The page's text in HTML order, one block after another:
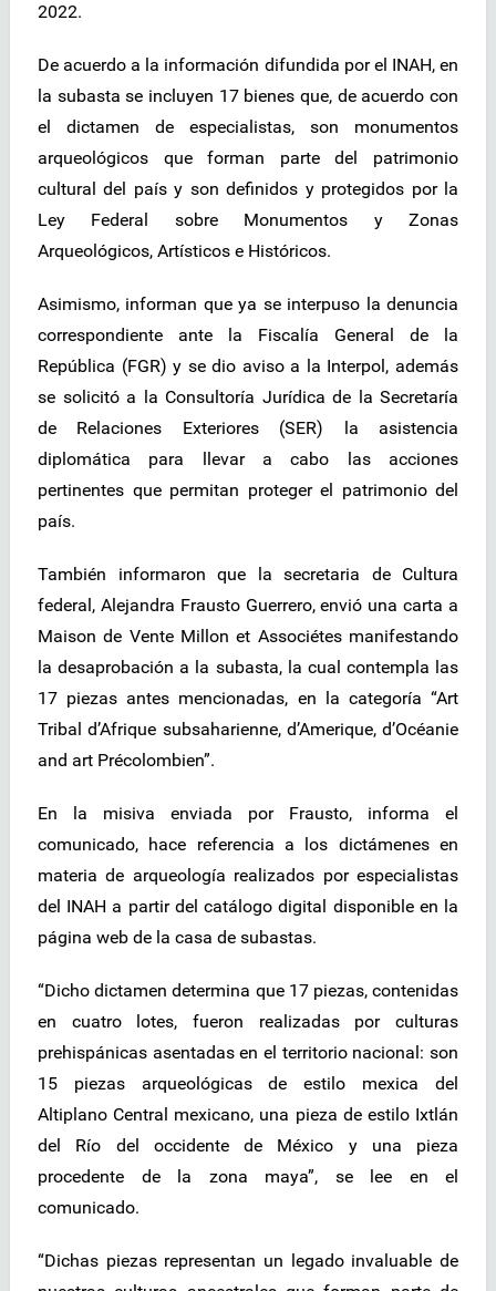
2022.
De acuerdo a la información difundida por el INAH, en
la subasta se incluyen 17 bienes que, de acuerdo con
el dictamen de especialistas, son monumentos
arqueológicos que forman parte del patrimonio
cultural del país y son definidos y protegidos por la
Ley Federal sobre Monumentos y Zonas
Arqueológicos, Artísticos e Históricos.
Asimismo, informan que ya se interpuso la denuncia
correspondiente ante la Fiscalía General de la
República (FGR) y se dio aviso a la Interpol, además
se solicitó a la Consultoría Jurídica de la Secretaría
de Relaciones Exteriores (SER) la asistencia
diplomática para llevar a cabo las acciones
pertinentes que permitan proteger el patrimonio del
país.
También informaron que la secretaria de Cultura
federal, Alejandra Frausto Guerrero, envió una carta a
Maison de Vente Millon et Associétes manifestando
la desaprobación a la subasta, la cual contempla las
17 piezas antes mencionadas, en la categoría “Art
Tribal d’Afrique subsaharienne, d’Amerique, d’Océanie
and art Précolombien”.
En la misiva enviada por Frausto, informa el
comunicado, hace referencia a los dictámenes en
materia de arqueología realizados por especialistas
del INAH a partir del catálogo digital disponible en la
página web de la casa de subastas.
“Dicho dictamen determina que 17 piezas, contenidas
en cuatro lotes, fueron realizadas por culturas
prehispánicas asentadas en el territorio nacional: son
15 piezas arqueológicas de estilo mexica del
Altiplano Central mexicano, una pieza de estilo Ixtlán
del Río del occidente de México y una pieza
procedente de la zona maya”, se lee en el
comunicado.
“Dichas piezas representan un legado invaluable de